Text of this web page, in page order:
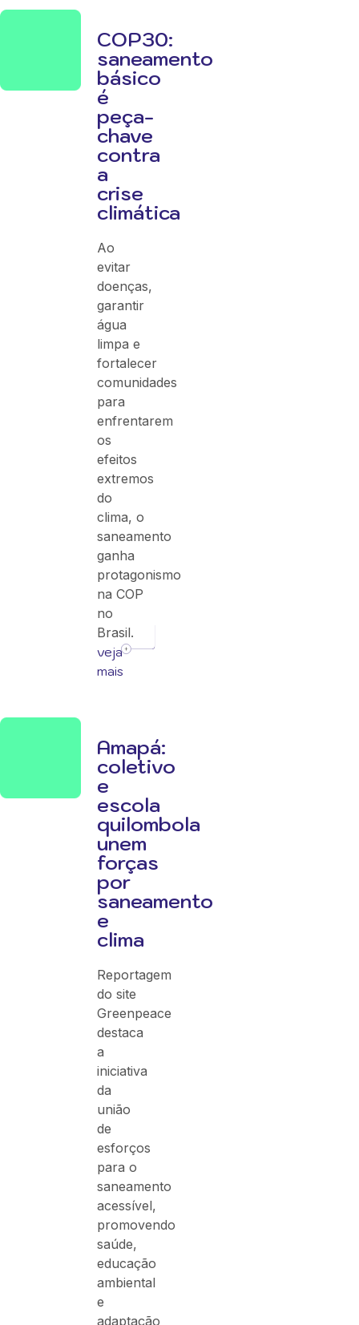
COP30:
saneamento
básico
é
peça-
chave
contra
a
crise
climática
Ao
evitar
doenças,
garantir
água
limpa e
fortalecer
comunidades
para
enfrentarem
os
efeitos
extremos
do
clima, o
saneamento
ganha
protagonismo
na COP
no
Brasil.
veja
mais
Amapá:
coletivo
e
escola
quilombola
unem
forças
por
saneamento
e
clima
Reportagem
do site
Greenpeace
destaca
a
iniciativa
da
união
de
esforços
para o
saneamento
acessível,
promovendo
saúde,
educação
ambiental
e
adaptação